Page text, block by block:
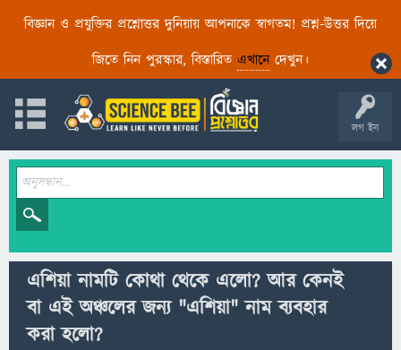
বিজ্ঞান ও প্রযুক্তির প্রশ্নোত্তর দুনিয়ায় আপনাকে স্বাগতম! প্রশ্ন-উত্তর দিয়ে
জিতে নিন পুরস্কার, বিস্তারিত এখানেদেখুন।
লগ ইন
এশিয়া নামটি কোথা থেকে এলো? আর কেনই
বা এই অঞ্চলের জন্য "এশিয়া" নাম ব্যবহার
করা হলো?